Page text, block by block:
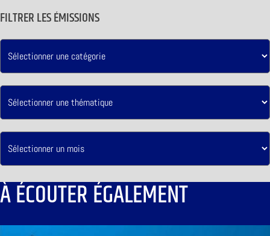
FILTRER LES ÉMISSIONS
À ÉCOUTER ÉGALEMENT